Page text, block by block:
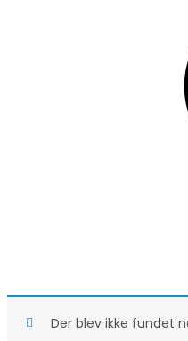
Der blev ikke fundet